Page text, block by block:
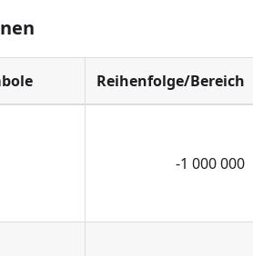
Reihenfolge/Bereich
-1 000 000